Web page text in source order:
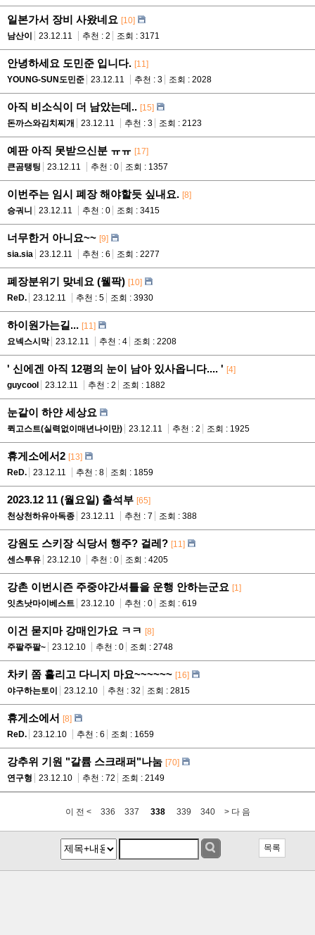
일본가서 장비 사왔네요 [10]
남산이
23.12.11 추천 : 2 조회 : 3171
안녕하세요 도민준 입니다. [11]
YOUNG-SUN도민준
23.12.11 추천 : 3 조회 : 2028
아직 비소식이 더 남았는데.. [15]
돈까스와김치찌개
23.12.11 추천 : 3 조회 : 2123
예판 아직 못받으신분 ㅠㅠ [17]
큰곰탱팅
23.12.11 추천 : 0 조회 : 1357
이번주는 임시 폐장 해야할듯 싶내요. [8]
승궈니
23.12.11 추천 : 0 조회 : 3415
너무한거 아니요~~ [9]
sia.sia
23.12.11 추천 : 6 조회 : 2277
폐장분위기 맞네요 (웰팍) [10]
ReD.
23.12.11 추천 : 5 조회 : 3930
하이원가는길... [11]
요넥스시막
23.12.11 추천 : 4 조회 : 2208
' 신에겐 아직 12평의 눈이 남아 있사옵니다.... ' [4]
guycool
23.12.11 추천 : 2 조회 : 1882
눈같이 하얀 세상요
퀵고스트(실력없이매년나이만) 23.12.11 추천 : 2 조회 : 1925
휴게소에서2 [13]
ReD.
23.12.11 추천 : 8 조회 : 1859
2023.12 11 (월요일) 출석부 [65]
천상천하유아독종
23.12.11 추천 : 7 조회 : 388
강원도 스키장 식당서 행주? 걸레? [11]
센스투유
23.12.10 추천 : 0 조회 : 4205
강촌 이번시즌 주중야간셔틀을 운행 안하는군요 [1]
잇츠낫마이베스트
23.12.10 추천 : 0 조회 : 619
이건 묻지마 강매인가요 ㅋㅋ [8]
주팔주팔~
23.12.10 추천 : 0 조회 : 2748
차키 쫌 흘리고 다니지 마요~~~~~~ [16]
야구하는토이
23.12.10 추천 : 32 조회 : 2815
휴게소에서 [8]
ReD.
23.12.10 추천 : 6 조회 : 1659
강추위 기원 "갈륨 스크래퍼"나눔 [70]
연구형
23.12.10 추천 : 72 조회 : 2149
이 전 < 336 337 338 339 340 > 다 음
목록